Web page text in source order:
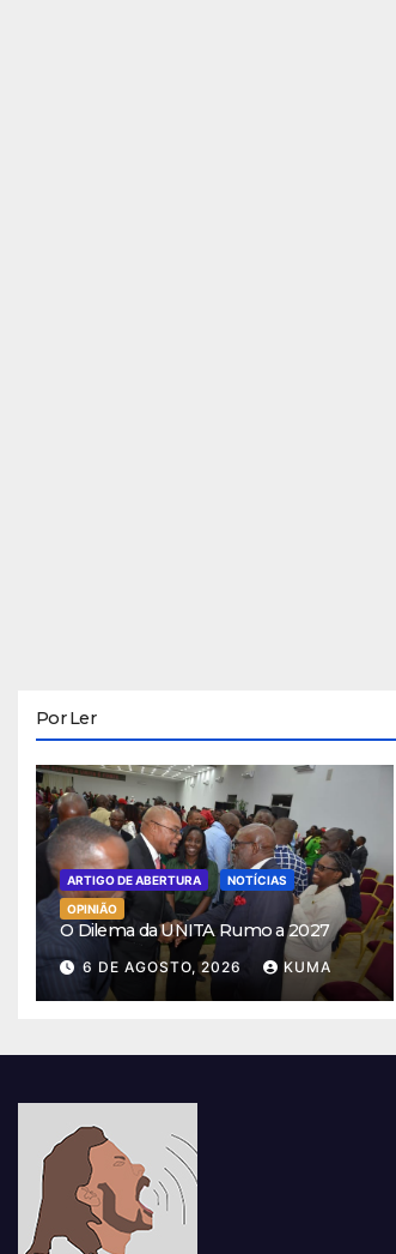
Por Ler
ARTIGO DE ABERTURA
NOTÍCIAS
OPINIÃO
O Dilema da UNITA Rumo a 2027
6 DE AGOSTO, 2026 KUMA